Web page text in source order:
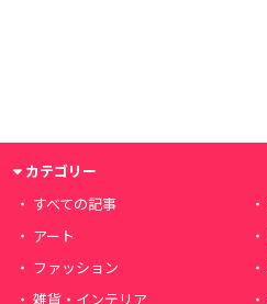
カテゴリー
すべての記事
アート
ファッション
雑貨・インテリア